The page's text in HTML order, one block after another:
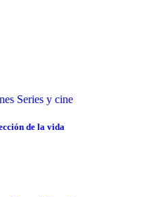
Series y cine
de la vida